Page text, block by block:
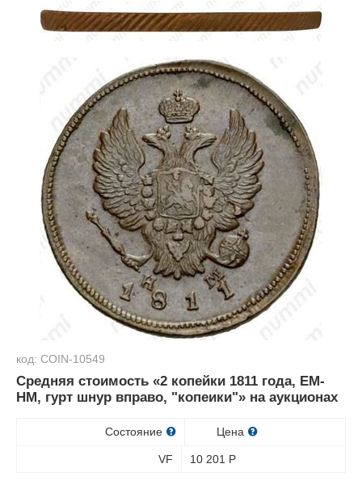
код: COIN-10549
Средняя стоимость «2 копейки 1811 года, ЕМ-
НМ, гурт шнур вправо, "копеики"» на аукционах
Состояние Цена
VF 10 201 Р